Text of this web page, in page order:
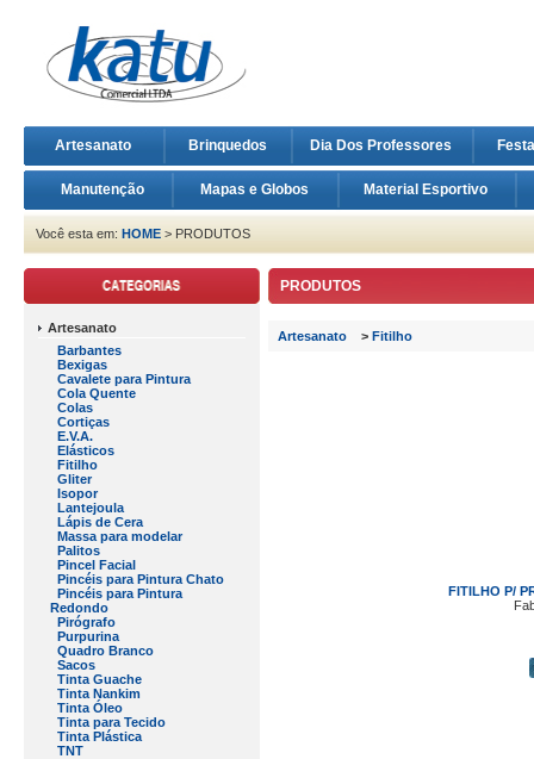
Artesanato Brinquedos Dia Dos Professores
Manutenção Mapas e Globos Material Esportivo
Você esta em: HOME > PRODUTOS
Artesanato
Barbantes
Bexigas
Cavalete para Pintura
Cola Quente
Colas
Cortiças
E.V.A.
Elásticos
Fitilho
Gliter
Isopor
Lantejoula
Lápis de Cera
Massa para modelar
Palitos
Pincel Facial
Pincéis para Pintura Chato
Pincéis para Pintura
Redondo
Pirógrafo
Purpurina
Quadro Branco
Sacos
Tinta Guache
Tinta Nankim
Tinta Óleo
Tinta para Tecido
Tinta Plástica
TNT
PRODUTOS
Artesanato > Fitilho
FITILHO P/